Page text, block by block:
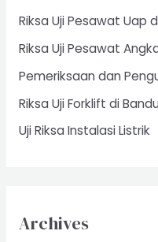
:
Riksa Uji Pesawat Uap
Riksa Uji Pesawat
Pemeriksaan dan
Riksa Uji Forklift di
Uji Riksa Instalasi Listrik
Archives